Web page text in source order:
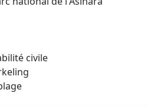
civile